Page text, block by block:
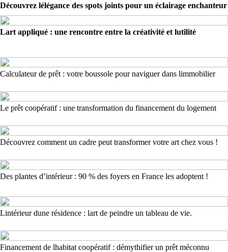
Découvrez lélégance des spots joints pour un éclairage enchanteur
Lart appliqué : une rencontre entre la créativité et lutilité
Calculateur de prêt : votre boussole pour naviguer dans limmobilier
Le prêt coopératif : une transformation du financement du logement
Découvrez comment un cadre peut transformer votre art chez vous !
Des plantes d’intérieur : 90 % des foyers en France les adoptent !
Lintérieur dune résidence : lart de peindre un tableau de vie.
Financement de lhabitat coopératif : démythifier un prêt méconnu